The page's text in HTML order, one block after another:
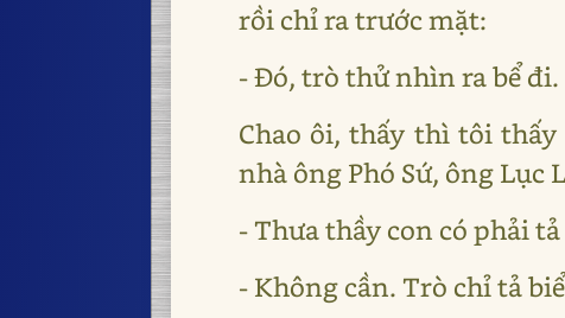
rồi chỉ ra trước mặt:
- Đó, trò thử nhìn ra bể
Chao ôi, thấy thì tôi
nhà ông Phó Sứ, ông
- Thưa thầy con có phải
- Không cần. Trò chỉ tả